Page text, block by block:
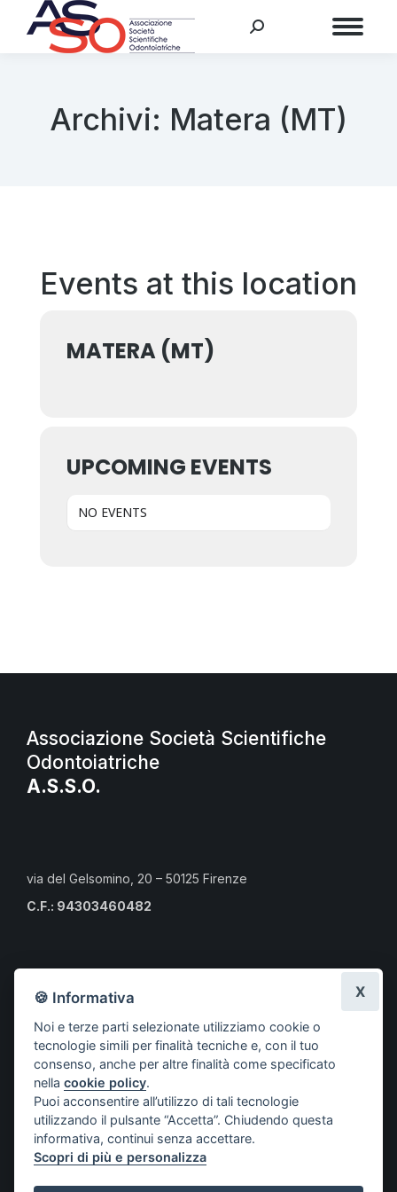
Archivi: Matera (MT)
Events at this location
MATERA (MT)
UPCOMING EVENTS
NO EVENTS
Associazione Società Scientifiche
Odontoiatriche
A.S.S.O.
via del Gelsomino, 20 – 50125 Firenze
C.F.: 94303460482
Risorse per i professionisti
Risorse per i cittadini
Risorse per gli Studenti CLMOPD
A.S.S.O.
Società aderenti
Progetti
Contatti
🍪 Informativa
Noi e terze parti selezionate utilizziamo cookie o
tecnologie simili per finalità tecniche e, con il tuo
consenso, anche per altre finalità come specificato
nellacookie policy.
Puoi acconsentire all’utilizzo di tali tecnologie
utilizzando il pulsante “Accetta”. Chiudendo questa
informativa, continui senza accettare.
Scopri di più e personalizza
X